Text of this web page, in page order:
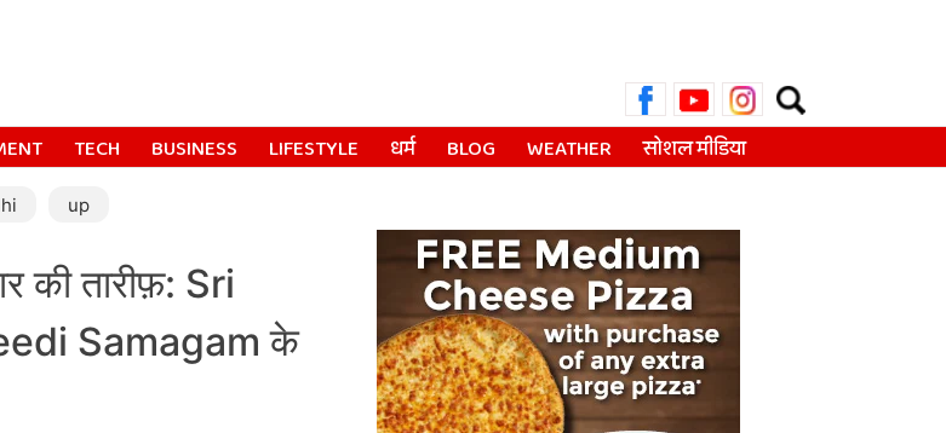
Search
for:
TECH BUSINESS LIFESTYLE धर्म BLOG WEATHER सोशल मीडिया
up
की तारीफ़: Sri
Samagam के